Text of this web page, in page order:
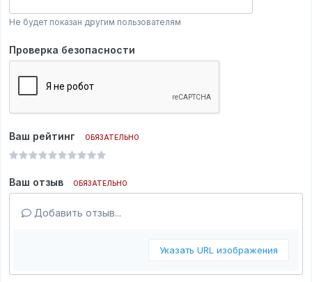
Не будет показан другим пользователям
Проверка безопасности
Ваш рейтинг ОБЯЗАТЕЛЬНО
Ваш отзыв ОБЯЗАТЕЛЬНО
Добавить отзыв...
Указать URL изображения